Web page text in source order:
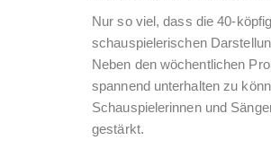
Nur so viel, dass die 40-
schauspielerischen
Neben den wöchentlichen
spannend unterhalten zu
Schauspielerinnen und
gestärkt.